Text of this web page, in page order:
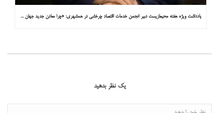
یادداشت ویژه هفته محیط‌زیست دبیر انجمن خدمات اقتصاد چرخشی در همشهری: «چرا معادن جدید جهان زیر زمین نیستند؟»
یک نظر بدهید